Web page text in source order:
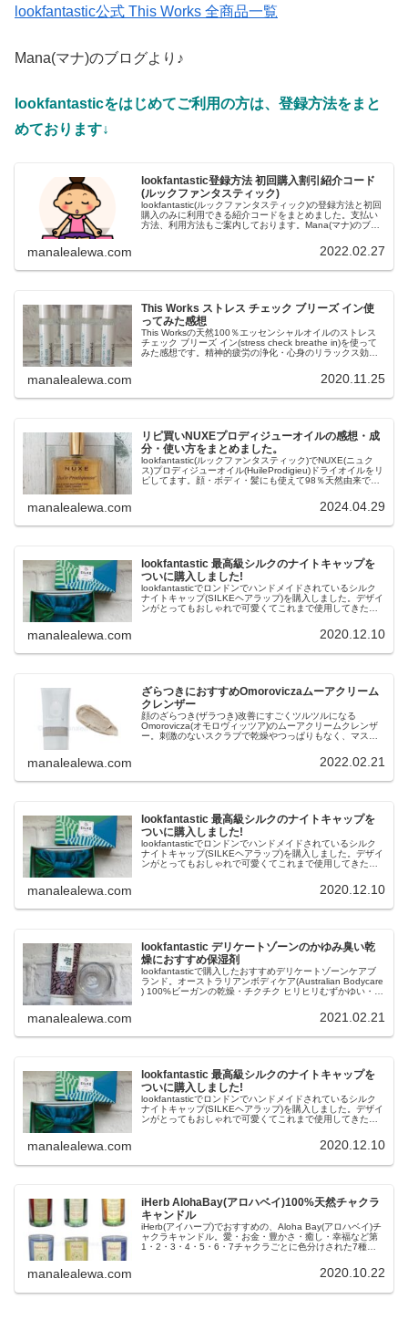
lookfantastic公式 This Works 全商品一覧
Mana(マナ)のブログより♪
lookfantasticをはじめてご利用の方は、登録方法をまと
めております↓
lookfantastic登録方法 初回購入割引紹介コード
(ルックファンタスティック)
lookfantastic(ルックファンタスティック)の登録方法と初回
購入のみに利用できる紹介コードをまとめました。支払い
方法、利用方法もご案内しております。Mana(マナ)のブロ
manalealewa.com 2022.02.27
This Works ストレス チェック ブリーズ イン使
ってみた感想
This Worksの天然100％エッセンシャルオイルのストレス
チェック ブリーズ イン(stress check breathe in)を使って
みた感想です。精神的疲労の浄化・心身のリラックス効
りでおすすめです。lookfantasticで購入できます。Mana(マ
manalealewa.com 2020.11.25
リピ買いNUXEプロディジューオイルの感想・成
分・使い方をまとめました。
lookfantastic(ルックファンタスティック)でNUXE(ニュク
ス)プロディジューオイル(HuileProdigieu)ドライオイルをリ
ピしてます。顔・ボディ・髪にも使えて98％天然由来でお
いて調べた事もまとめました。Mana(マナ)のブログ
manalealewa.com 2024.04.29
lookfantastic 最高級シルクのナイトキャップを
ついに購入しました!
lookfantasticでロンドンでハンドメイドされているシルク
ナイトキャップ(SILKEヘアラップ)を購入しました。デザイ
ンがとってもおしゃれで可愛くてこれまで使用してきたナ
プは最高級の純粋なシルクで作られてます。Mana(マナ)の
manalealewa.com 2020.12.10
ざらつきにおすすめOmoroviczaムーアクリーム
クレンザー
顔のざらつき(ザラつき)改善にすごくツルツルになる
Omorovicza(オモロヴィッツア)のムーアクリームクレンザ
ー。刺激のないスクラブで乾燥やつっぱりもなく、マスク
す。lookfantastic(ルックファンタスティック)で購入できま
す。使ってみた感想をまとめました。Mana(マナ)のブログ
manalealewa.com 2022.02.21
lookfantastic 最高級シルクのナイトキャップを
ついに購入しました!
lookfantasticでロンドンでハンドメイドされているシルク
ナイトキャップ(SILKEヘアラップ)を購入しました。デザイ
ンがとってもおしゃれで可愛くてこれまで使用してきたナ
プは最高級の純粋なシルクで作られてます。Mana(マナ)の
manalealewa.com 2020.12.10
lookfantastic デリケートゾーンのかゆみ臭い乾
燥におすすめ保湿剤
lookfantasticで購入したおすすめデリケートゾーンケアブ
ランド。オーストラリアンボディケア(Australian Bodycare
) 100%ビーガンの乾燥・チクチク ヒリヒリむずかゆい・痒
抗菌作用の保湿剤。あっという間に改善されました。
manalealewa.com 2021.02.21
lookfantastic 最高級シルクのナイトキャップを
ついに購入しました!
lookfantasticでロンドンでハンドメイドされているシルク
ナイトキャップ(SILKEヘアラップ)を購入しました。デザイ
ンがとってもおしゃれで可愛くてこれまで使用してきたナ
プは最高級の純粋なシルクで作られてます。Mana(マナ)の
manalealewa.com 2020.12.10
iHerb AlohaBay(アロハベイ)100%天然チャクラ
キャンドル
iHerb(アイハーブ)でおすすめの、Aloha Bay(アロハベイ)チ
ャクラキャンドル。愛・お金・豊かさ・癒し・幸福など第
1・2・3・4・5・6・7チャクラごとに色分けされた7種類
す。瞑想用や部屋のインテリアにもおしゃれなカラーキャ
manalealewa.com 2020.10.22